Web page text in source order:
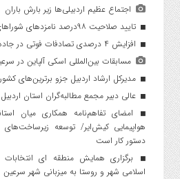
اجتماع عظیم اردبیلی‌ها زیر بارش باران
تایید صلاحیت ۹۸درصد نامزدهای شوراهای روستای اردبیل
افزایش ۴ درصدی تصادفات فوتی در جاده‌های اردبیل
مسابقات بین‌المللی اسکی آلپاین در
مدیرکل ارشاد اردبیل جزو برترین‌های
عالی دبیر مجمع مطالبه‌گران استان
امضای تفاهم‌نامه همکاری میان
هواپیمایی کیش‌ایر/ توسعه
دستور کار است
برگزاری همایش منطقه ای
اسلامی شهر و روستا به میزبانی شهر سرعین